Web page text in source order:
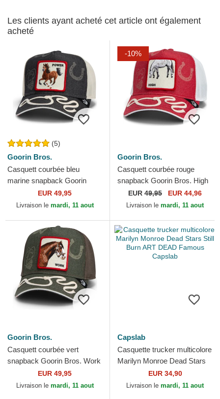
Les clients ayant acheté cet article ont également
acheté
(5)
Goorin Bros.
Casquett courbée bleu
marine snapback Goorin
Bros. Power Full Throttle
Horse Play The Farm Navy...
EUR 49,95
Livraison le mardi, 11 aout
-10%
Goorin Bros.
Casquett courbée rouge
snapback Goorin Bros. High
Way Up Horse Play The
Farm Red Hat The Farm...
EUR 49,95 EUR 44,96
Livraison le mardi, 11 aout
Goorin Bros.
Casquett courbée vert
snapback Goorin Bros. Work
Double Shift Horse Play The
Farm Green Hat The...
EUR 49,95
Livraison le mardi, 11 aout
Capslab
Casquette trucker multicolore
Marilyn Monroe Dead Stars
Still Burn ART DEAD
Famous Capslab
EUR 34,90
Livraison le mardi, 11 aout